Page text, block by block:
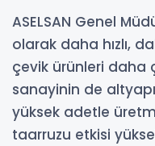
ASELSAN Genel
olarak daha hızlı,
çevik ürünleri daha
sanayinin de
yüksek adetle
taarruzu etkisi